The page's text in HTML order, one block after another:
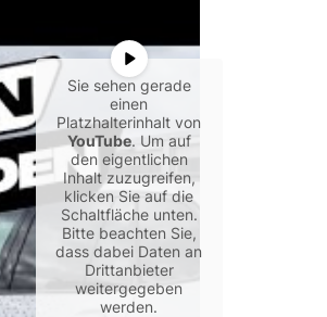
Sie sehen gerade
einen
Platzhalterinhalt von
YouTube. Um auf
den eigentlichen
Inhalt zuzugreifen,
klicken Sie auf die
Schaltfläche unten.
Bitte beachten Sie,
dass dabei Daten an
Drittanbieter
weitergegeben
werden.